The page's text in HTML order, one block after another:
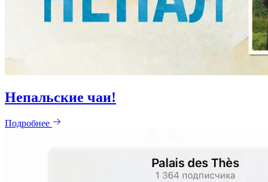
Непальские чаи!
Подробнее